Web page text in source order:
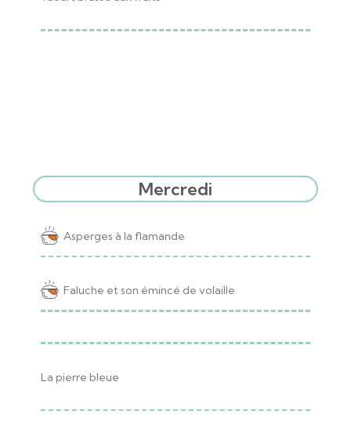
Mercredi
Asperges à la flamande
Faluche et son émincé de volaille
La pierre bleue